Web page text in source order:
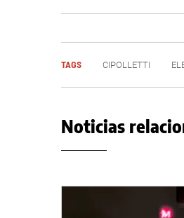
TAGS CIPOLLETTI
Noticias